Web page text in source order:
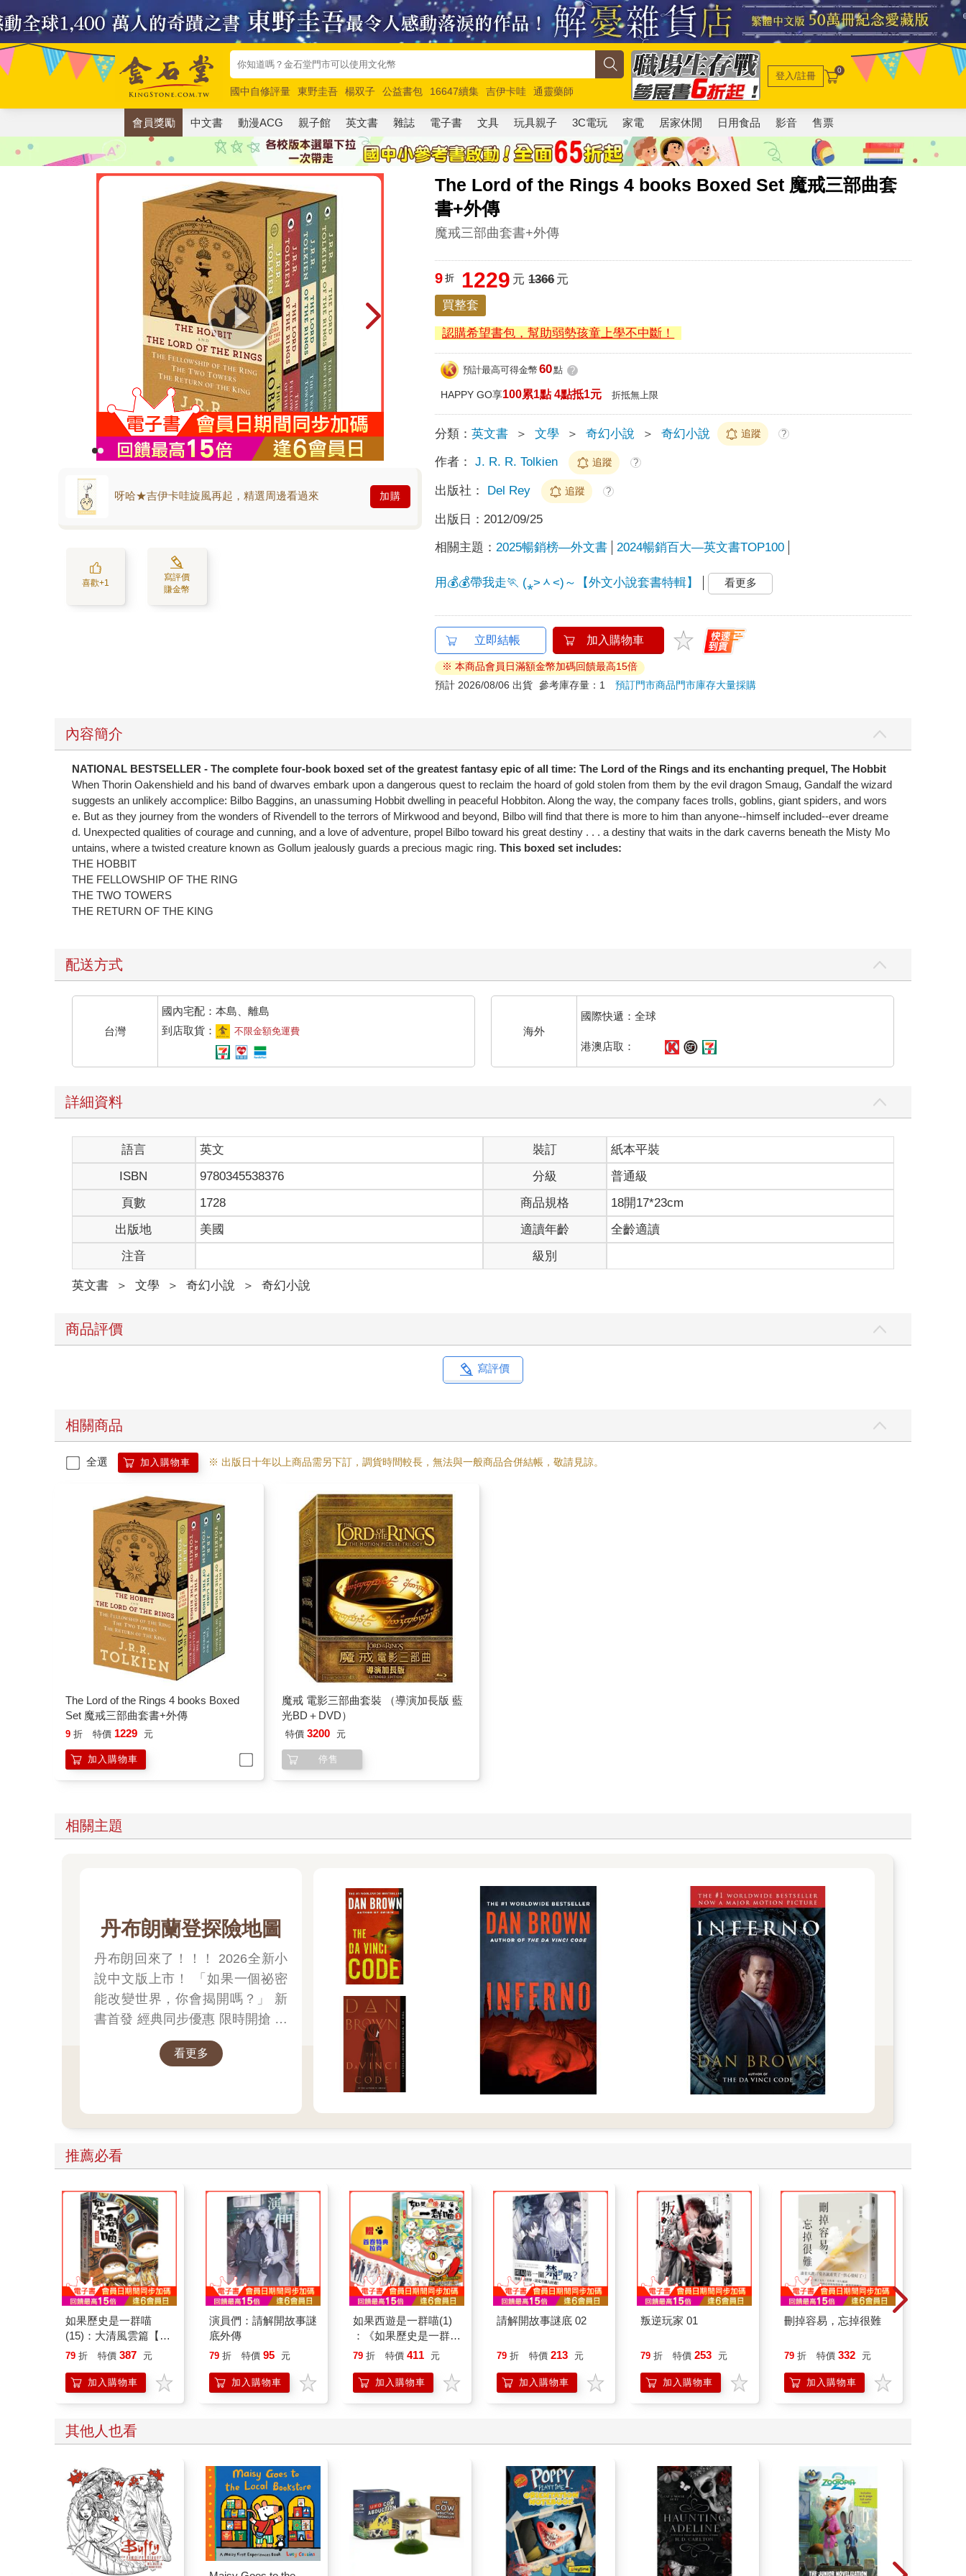
國中自修評量 東野圭吾 楊双子 公益書包 16647續集 吉伊卡哇
通靈藥師
唯紅花綻放
奧德賽 路邊攤新作 馬斯克 玩具總動員5 超慢跑
登入/註冊 0
會員獎勵 中文書 動漫ACG 親子館 英文書 雜誌 電子書 文具 玩具親子 3C電玩 家電 居家休閒 日用食品 影音 售票
The Lord of the Rings 4 books Boxed Set 魔戒三部曲套
書+外傳
魔戒三部曲套書+外傳
呀哈★吉伊卡哇旋風再起，精選周邊看過來 加購
喜歡+1
寫評價
賺金幣
9 折 1229 元 1366元
買整套
認購希望書包，幫助弱勢孩童上學不中斷！
預計最高可得金幣 60點 ?
HAPPY GO享100累1點 4點抵1元 折抵無上限
分類：英文書 ＞ 文學 ＞ 奇幻小說 ＞ 奇幻小說 追蹤 ?
作者： J. R. R. Tolkien 追蹤 ?
出版社： Del Rey 追蹤 ?
出版日： 2012/09/25
相關主題： 2025暢銷榜—外文書 2024暢銷百大—英文書TOP100
用💰️💰️帶我走🏃 (⁎˃ᆺ˂)～【外文小說套書特輯】 看更多
立即結帳 加入購物車
※ 本商品會員日滿額金幣加碼回饋最高15倍
預計 2026/08/06 出貨 參考庫存量：1預訂門市商品門市庫存大量採購
內容簡介
NATIONAL BESTSELLER - The complete four-book boxed set of the greatest fantasy epic of all time: The Lord of the Rings and its enchanting prequel, The Hobbit
When Thorin Oakenshield and his band of dwarves embark upon a dangerous quest to reclaim the hoard of gold stolen from them by the evil dragon Smaug, Gandalf the wizard
suggests an unlikely accomplice: Bilbo Baggins, an unassuming Hobbit dwelling in peaceful Hobbiton. Along the way, the company faces trolls, goblins, giant spiders, and wors
e. But as they journey from the wonders of Rivendell to the terrors of Mirkwood and beyond, Bilbo will find that there is more to him than anyone--himself included--ever dreame
d. Unexpected qualities of courage and cunning, and a love of adventure, propel Bilbo toward his great destiny . . . a destiny that waits in the dark caverns beneath the Misty Mo
untains, where a twisted creature known as Gollum jealously guards a precious magic ring.This boxed set includes:
THE HOBBIT
THE FELLOWSHIP OF THE RING
THE TWO TOWERS
THE RETURN OF THE KING
配送方式
台灣
國內宅配：本島、離島
到店取貨：
不限金額免運費 海外
國際快遞：全球
港澳店取：
詳細資料
語言 英文 裝訂
紙本平裝
ISBN
9780345538376 分級
普通級
頁數
1728 商品規格
18開17*23cm
出版地
美國 適讀年齡
全齡適讀
注音
級別
英文書 ＞ 文學 ＞ 奇幻小說 ＞ 奇幻小說
商品評價
寫評價
相關商品
全選 加入購物車 ※ 出版日十年以上商品需另下訂，調貨時間較長，無法與一般商品合併結帳，敬請見諒。
The Lord of the Rings 4 books Boxed
Set 魔戒三部曲套書+外傳
9 折 特價 1229 元
加入購物車
魔戒 電影三部曲套裝 （導演加長版 藍
光BD＋DVD）
特價 3200 元
停售
相關主題
丹布朗蘭登探險地圖
丹布朗回來了！！！ 2026全新小
說中文版上市！ 「如果一個祕密
能改變世界，你會揭開嗎？」 新
書首發 經典同步優惠 限時開搶 書
展期間限定 數量有限，售完為止
推理迷，這次別再錯過
看更多
推薦必看
如果歷史是一群喵
(15)：大清風雲篇【萌
貓漫畫學歷史】
79 折 特價 387 元
加入購物車
演員們：請解開故事謎
底外傳
79 折 特價 95 元
加入購物車
如果西遊是一群喵(1)
：《如果歷史是一群
喵》作者最新力作，附
79 折 特價 411 元
加入購物車
請解開故事謎底 02
79 折 特價 213 元
加入購物車
叛逆玩家 01
79 折 特價 253 元
加入購物車
刪掉容易，忘掉很難
79 折 特價 332 元
加入購物車
其他人也看